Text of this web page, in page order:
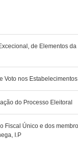
de Elementos
Voto nos
do Processo Eleitoral
Fiscal Único e dos
I.P